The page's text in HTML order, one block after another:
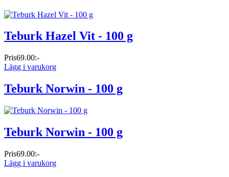
Teburk Hazel Vit - 100 g
Pris69.00:-
Lägg i varukorg
Teburk Norwin - 100 g
Teburk Norwin - 100 g
Pris69.00:-
Lägg i varukorg